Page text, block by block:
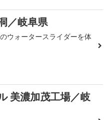
／岐阜県
ウォータースライダーを体
美濃加茂工場／岐